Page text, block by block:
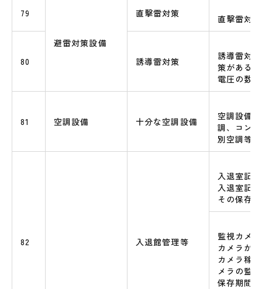
79
避雷対策設備
直撃雷対策 直撃雷対
80 誘導雷対策
誘導雷対
策がある
電圧の数値
81 空調設備 十分な空調設備
空調設備
調、コン
別空調等
82 入退館管理等
入退室記
入退室記
その保存
監視カメ
カメラが
カメラ稼
メラの監
保存期間